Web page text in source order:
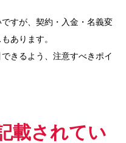
すが、契約・入金・名義変
あります。
きるよう、注意すべきポイ
載されてい